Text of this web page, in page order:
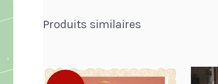
Produits similaires